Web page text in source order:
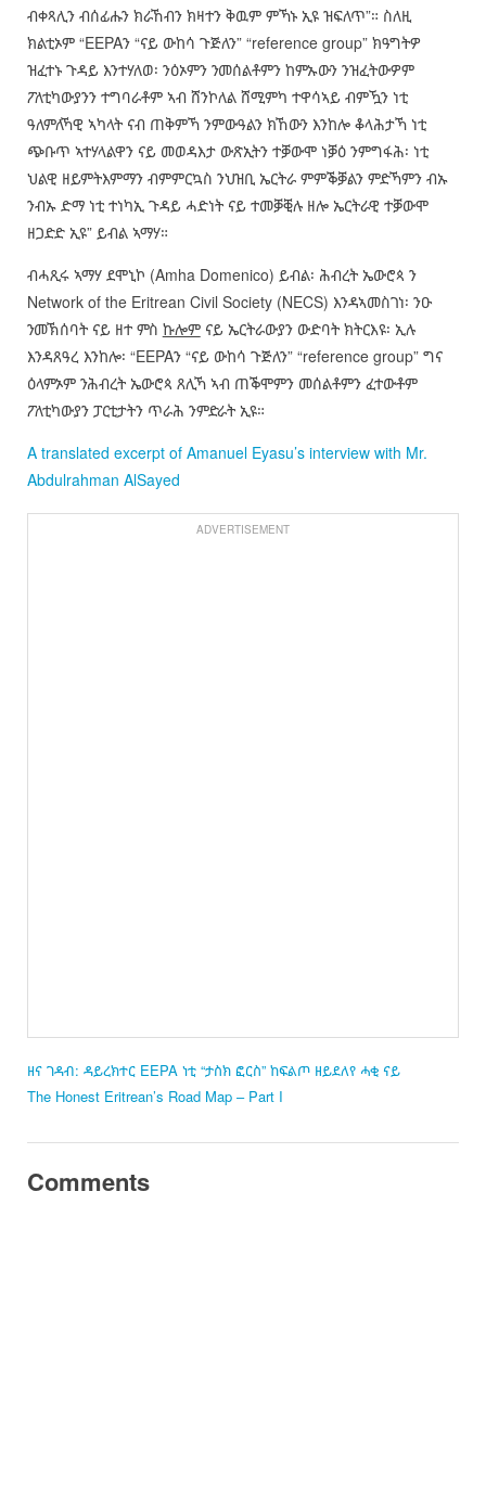
ብቀጻሊን ብሰፊሑን ክራኸብን ክዛተን ቅዉም ምኻኑ ኢዩ ዝፍለጥ”። ስለዚ
ክልቲኦም “EEPAን “ናይ ውከሳ ጉጅለን” “reference group” ክዓግትዎ
ዝፈተኑ ጉዳይ እንተሃለወ፡ ንዕኦምን ንመሰልቶምን ከምኡውን ንዝፈትውዎም
ፖለቲካውያንን ተግባራቶም ኣብ ሸንኮለል ሸሚምካ ተዋሳኣይ ብምዃን ነቲ
ዓለምለኻዊ ኣካላት ናብ ጠቅምኻ ንምውዓልን ክኸውን እንከሎ ቆላሕታኻ ነቲ
ጭቡጥ ኣተሃላልዋን ናይ መወዳእታ ውጽኢትን ተቓውሞ ነቓዕ ንምግፋሕ፡ ነቲ
ህልዊ ዘይምትእምማን ብምምርኳስ ንህዝቢ ኤርትራ ምምቕቓልን ምድኻምን ብኡ
ንብኡ ድማ ነቲ ተነካኢ ጉዳይ ሓድነት ናይ ተመቓቒሉ ዘሎ ኤርትራዊ ተቓውሞ
ዘጋድድ ኢዩ” ይብል ኣማሃ።
ብሓጺሩ ኣማሃ ደሞኒኮ (Amha Domenico) ይብል፡ ሕብረት ኤውሮጳ ን
Network of the Eritrean Civil Society (NECS) እንዳኣመስገነ፡ ንዑ
ንመኽሰባት ናይ ዘተ ምስ ኩሎምናይ ኤርትራውያን ውድባት ክትርእዩ፡ ኢሉ
እንዳጸዓረ እንከሎ፡ “EEPAን “ናይ ውከሳ ጉጅለን” “reference group” ግና
ዕላምኦም ንሕብረት ኤውሮጳ ጸሊኻ ኣብ ጠቕሞምን መሰልቶምን ፈተውቶም
ፖለቲካውያን ፓርቲታትን ጥራሕ ንምድራት ኢዩ።
A translated excerpt of Amanuel Eyasu’s interview with Mr.
Abdulrahman AlSayed
ADVERTISEMENT
ዘና ገዳብ: ዳይረክተር EEPA ነቲ “ታስክ ፎርስ” ከፍልጦ ዘይደለየ ሓቂ ናይ
The Honest Eritrean’s Road Map – Part I
Comments